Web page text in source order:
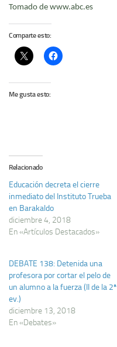
Tomado de www.abc.es
Comparte esto:
Me gusta esto:
Relacionado
Educación decreta el cierre
inmediato del Instituto Trueba
en Barakaldo
diciembre 4, 2018
En «Artículos Destacados»
DEBATE 138: Detenida una
profesora por cortar el pelo de
un alumno a la fuerza (II de la 2ª
ev.)
diciembre 13, 2018
En «Debates»